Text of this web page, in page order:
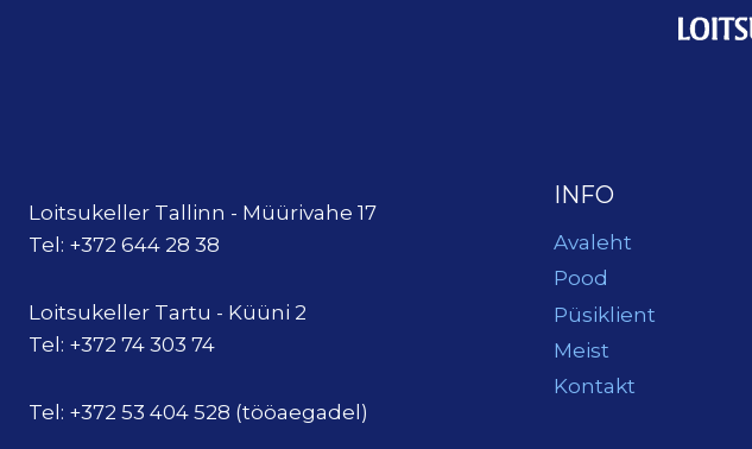
Loitsukeller Tallinn - Müürivahe 17
Tel: +372 644 28 38
Loitsukeller Tartu - Küüni 2
Tel: +372 74 303 74
Tel: +372 53 404 528 (tööaegadel)
INFO
Avaleht
Pood
Püsiklient
Meist
Kontakt